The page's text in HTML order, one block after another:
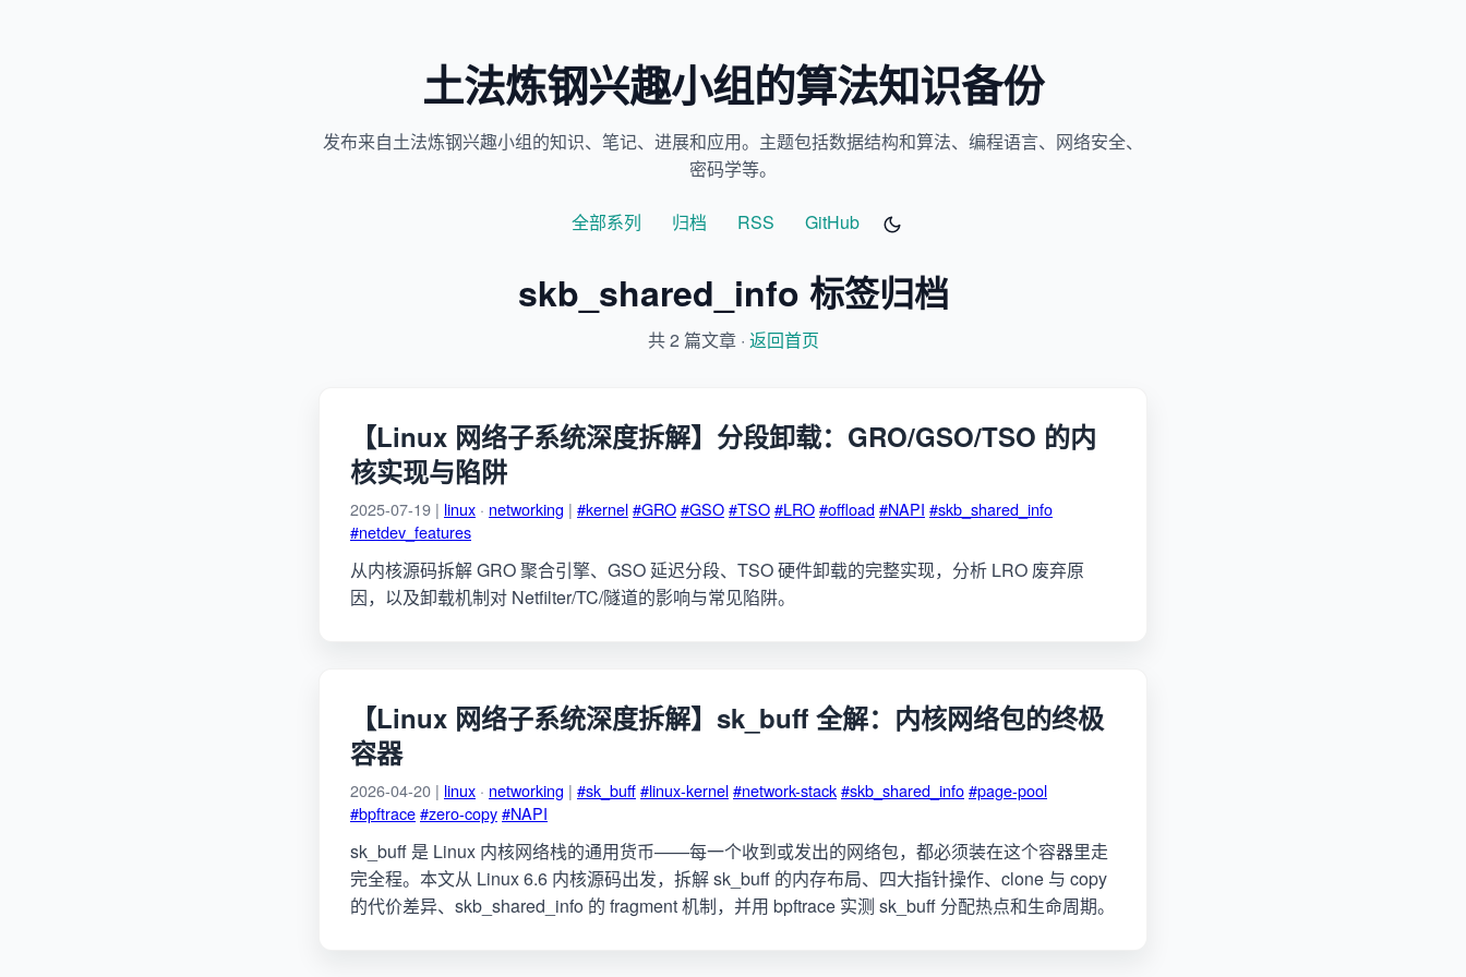
土法炼钢兴趣小组的算法知识备份
发布来自土法炼钢兴趣小组的知识、笔记、进展和应用。主题包括数据结构和算法、编程语言、网络安全、
密码学等。
全部系列 归档 RSS GitHub
skb_shared_info 标签归档
共 2 篇文章 · 返回首页
【Linux 网络子系统深度拆解】分段卸载：GRO/GSO/TSO 的内
核实现与陷阱
2025-07-19 | linux · networking | #kernel#GRO#GSO#TSO#LRO#offload#NAPI #skb_shared_info
#netdev_features
从内核源码拆解 GRO 聚合引擎、GSO 延迟分段、TSO 硬件卸载的完整实现，分析 LRO 废弃原
因，以及卸载机制对 Netfilter/TC/隧道的影响与常见陷阱。
【Linux 网络子系统深度拆解】sk_buff 全解：内核网络包的终极
容器
2026-04-20 | linux · networking | #sk_buff#linux-kernel#network-stack#skb_shared_info#page-pool
#bpftrace#zero-copy#NAPI
sk_buff 是 Linux 内核网络栈的通用货币——每一个收到或发出的网络包，都必须装在这个容器里走
完全程。本文从 Linux 6.6 内核源码出发，拆解 sk_buff 的内存布局、四大指针操作、clone 与 copy
的代价差异、skb_shared_info 的 fragment 机制，并用 bpftrace 实测 sk_buff 分配热点和生命周期。